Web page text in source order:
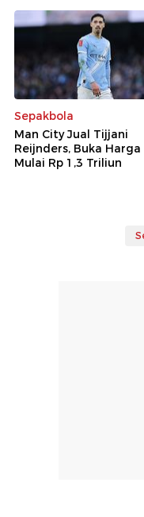
Sepakbola
Man City Jual Tijjani
Reijnders, Buka Harga
Mulai Rp 1,3 Triliun